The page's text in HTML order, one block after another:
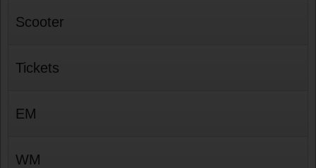
Scooter
Tickets
EM
WM